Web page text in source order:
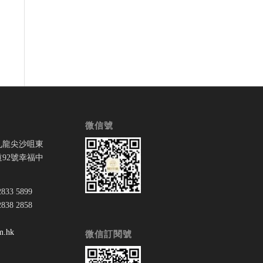
尖沙咀東
號幸福中
5899
2858
微信號
微信訂閱號